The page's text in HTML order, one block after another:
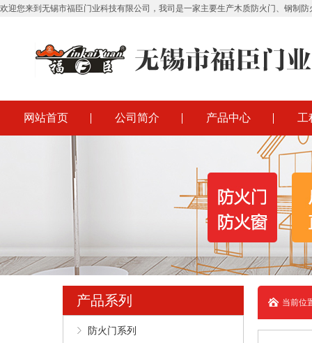
欢迎您来到无锡市福臣门业科技有限公司，我司是一家主要生产木质防火门、钢制
网站首页 公司简介 产品中心 工
产品系列
防火门系列
当前位